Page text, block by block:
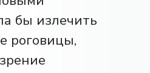
бы излечить
роговицы,